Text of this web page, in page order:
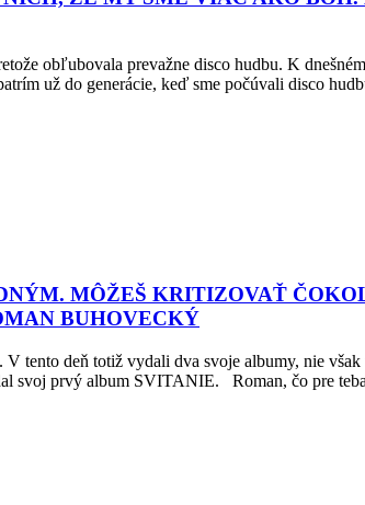
obľubovala prevažne disco hudbu. K
už do generácie, keď sme počúvali disco
MÔŽEŠ KRITIZOVAŤ
BUHOVECKÝ
tento deň totiž vydali dva svoje albumy, nie
prvý album SVITANIE. Roman, čo pre teba